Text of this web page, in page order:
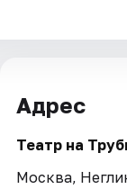
Адрес
Театр на
Москва,